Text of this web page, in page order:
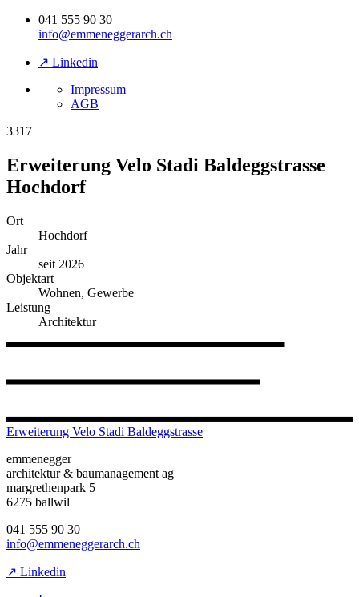
041 555 90 30
info@emmeneggerarch.ch
↗ Linkedin
Impressum
AGB
3317
Erweiterung Velo Stadi Baldeggstrasse
Hochdorf
Ort
Hochdorf
Jahr
seit 2026
Objektart
Wohnen, Gewerbe
Leistung
Architektur
Erweiterung Velo Stadi Baldeggstrasse
emmenegger
architektur & baumanagement ag
margrethenpark 5
6275 ballwil
041 555 90 30
info@emmeneggerarch.ch
↗ Linkedin